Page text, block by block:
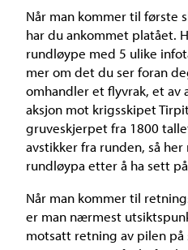
Når man kommer til første
har du ankommet platået.
rundløype med 5 ulike
mer om det du ser foran
omhandler et flyvrak, et av
aksjon mot krigsskipet
gruveskjerpet fra 1800
avstikker fra runden, så
rundløypa etter å ha sett
Når man kommer til
er man nærmest
motsatt retning av pilen